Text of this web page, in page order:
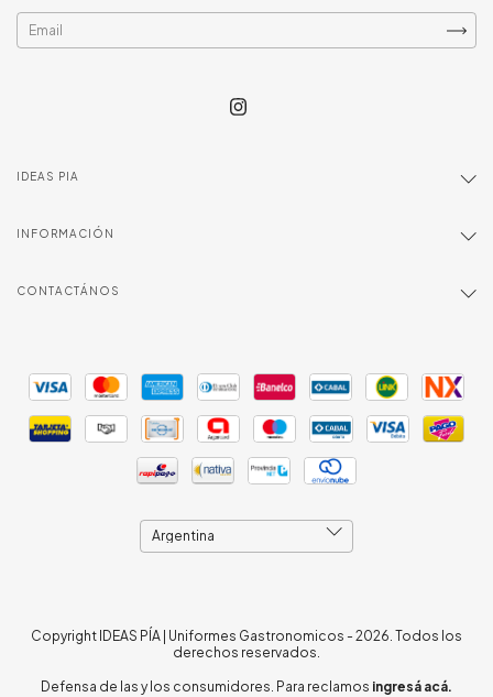
IDEAS PIA
INFORMACIÓN
CONTACTÁNOS
Copyright IDEAS PÍA | Uniformes Gastronomicos - 2026. Todos los
derechos reservados.
Defensa de las y los consumidores. Para reclamos ingresá acá.